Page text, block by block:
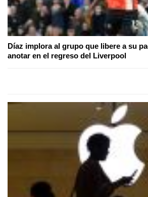
Díaz implora al grupo que libere a su
anotar en el regreso del Liverpool